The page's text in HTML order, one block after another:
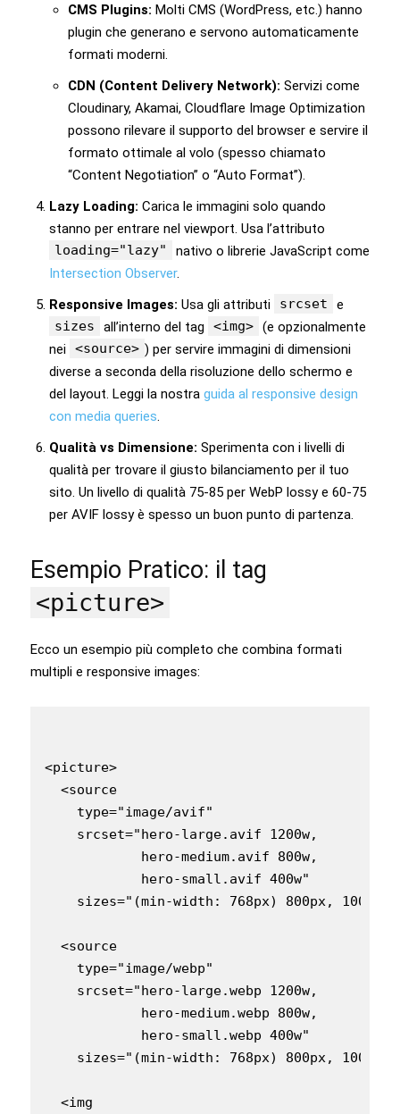
CMS Plugins: Molti CMS (WordPress, etc.) hanno
plugin che generano e servono automaticamente
formati moderni.
CDN (Content Delivery Network): Servizi come
Cloudinary, Akamai, Cloudflare Image Optimization
possono rilevare il supporto del browser e servire il
formato ottimale al volo (spesso chiamato
“Content Negotiation” o “Auto Format”).
Lazy Loading: Carica le immagini solo quando
stanno per entrare nel viewport. Usa l’attributo
loading="lazy"
nativo o librerie JavaScript come
Intersection Observer.
Responsive Images: Usa gli attributi srcset
e
sizes
all’interno del tag <img> (e opzionalmente
nei <source> ) per servire immagini di dimensioni
diverse a seconda della risoluzione dello schermo e
del layout. Leggi la nostra guida al responsive design
con media queries
Qualità vs Dimensione: Sperimenta con i livelli di
qualità per trovare il giusto bilanciamento per il tuo
sito. Un livello di qualità 75-85 per WebP lossy e 60-75
per AVIF lossy è spesso un buon punto di partenza.
Esempio Pratico: il tag
<picture>
Ecco un esempio più completo che combina formati
multipli e responsive images:
<picture>
  <source
    type="image/avif"
    srcset="hero-large.avif 1200w,
            hero-medium.avif 800w,
            hero-small.avif 400w"
    sizes="(min-width: 768px) 800px, 100vw">
  <source
    type="image/webp"
    srcset="hero-large.webp 1200w,
            hero-medium.webp 800w,
            hero-small.webp 400w"
    sizes="(min-width: 768px) 800px, 100vw">
  <img